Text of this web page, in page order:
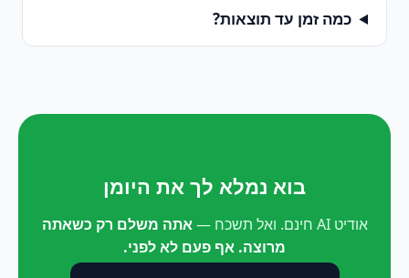
כמה זמן עד תוצאות?
בוא נמלא לך את היומן
אודיט AI חינם. ואל תשכח —
אתה משלם רק כשאתה
מרוצה. אף פעם לא לפני.